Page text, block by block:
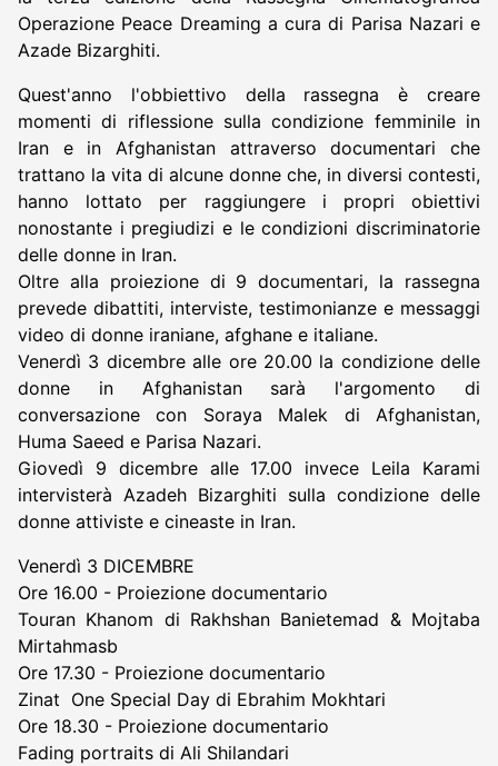
Operazione Peace Dreaming a cura di Parisa Nazari e
Azade Bizarghiti.
Quest'anno l'obbiettivo della rassegna è creare
momenti di riflessione sulla condizione femminile in
Iran e in Afghanistan attraverso documentari che
trattano la vita di alcune donne che, in diversi contesti,
hanno lottato per raggiungere i propri obiettivi
nonostante i pregiudizi e le condizioni discriminatorie
delle donne in Iran.
Oltre alla proiezione di 9 documentari, la rassegna
prevede dibattiti, interviste, testimonianze e messaggi
video di donne iraniane, afghane e italiane.
Venerdì 3 dicembre alle ore 20.00 la condizione delle
donne in Afghanistan sarà l'argomento di
conversazione con Soraya Malek di Afghanistan,
Huma Saeed e Parisa Nazari.
Giovedì 9 dicembre alle 17.00 invece Leila Karami
intervisterà Azadeh Bizarghiti sulla condizione delle
donne attiviste e cineaste in Iran.
Venerdì 3 DICEMBRE
Ore 16.00 - Proiezione documentario
Touran Khanom di Rakhshan Banietemad & Mojtaba
Mirtahmasb
Ore 17.30 - Proiezione documentario
Zinat One Special Day di Ebrahim Mokhtari
Ore 18.30 - Proiezione documentario
Fading portraits di Ali Shilandari